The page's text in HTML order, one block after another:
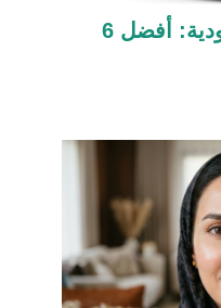
بروتين الواي في السعودية: أفضل 6